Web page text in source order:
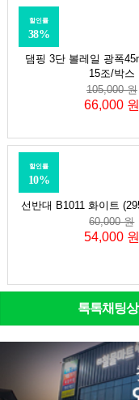
댐핑 3단 볼레일 광폭
15조/박스
할인률
38%
105,000 원
66,000 원
선반대 B1011 화이트
할인률
10%
60,000 원
54,000 원
톡톡채팅